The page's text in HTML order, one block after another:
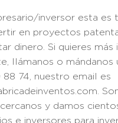
inversor esta es
en proyectos
dinero. Si quieres más
llámanos o mándanos
74, nuestro email es
y damos
e inversores para